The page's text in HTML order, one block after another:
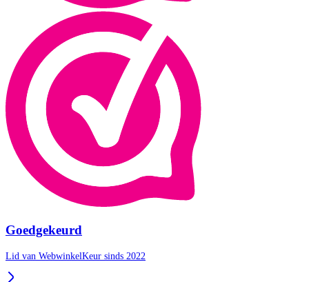
Goedgekeurd
Lid van WebwinkelKeur sinds 2022